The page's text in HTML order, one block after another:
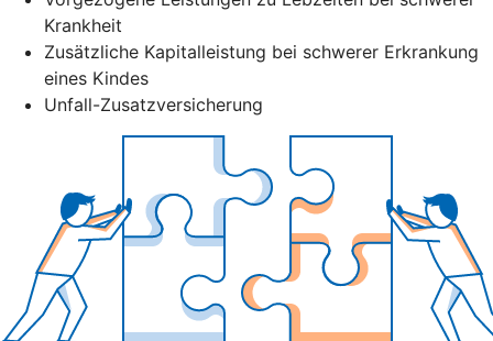
Krankheit
Zusätzliche Kapitalleistung bei schwerer Erkrankung
eines Kindes
Unfall-Zusatzversicherung